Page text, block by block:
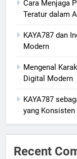
Cara Menjaga
Teratur dalam
KAYA787 dan
Modern
Mengenal
Digital Modern
KAYA787
yang Konsisten
Recent